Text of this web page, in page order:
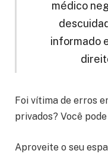
médico
informado
Foi vítima de erros
privados? Você
Aproveite o seu